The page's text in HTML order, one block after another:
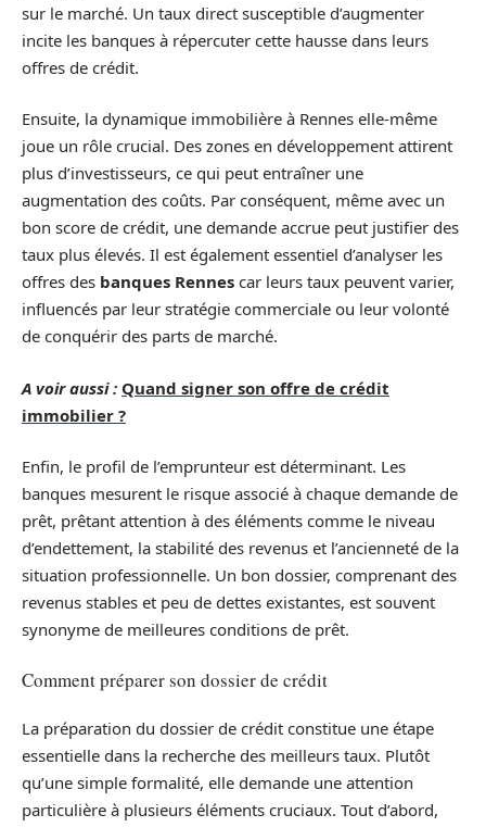
sur le marché. Un taux direct susceptible d’augmenter
incite les banques à répercuter cette hausse dans leurs
offres de crédit.
Ensuite, la dynamique immobilière à Rennes elle-même
joue un rôle crucial. Des zones en développement attirent
plus d’investisseurs, ce qui peut entraîner une
augmentation des coûts. Par conséquent, même avec un
bon score de crédit, une demande accrue peut justifier des
taux plus élevés. Il est également essentiel d’analyser les
offres des banques Rennes car leurs taux peuvent varier,
influencés par leur stratégie commerciale ou leur volonté
de conquérir des parts de marché.
A voir aussi : Quand signer son offre de crédit
immobilier ?
Enfin, le profil de l’emprunteur est déterminant. Les
banques mesurent le risque associé à chaque demande de
prêt, prêtant attention à des éléments comme le niveau
d’endettement, la stabilité des revenus et l’ancienneté de la
situation professionnelle. Un bon dossier, comprenant des
revenus stables et peu de dettes existantes, est souvent
synonyme de meilleures conditions de prêt.
Comment préparer son dossier de crédit
La préparation du dossier de crédit constitue une étape
essentielle dans la recherche des meilleurs taux. Plutôt
qu’une simple formalité, elle demande une attention
particulière à plusieurs éléments cruciaux. Tout d’abord,